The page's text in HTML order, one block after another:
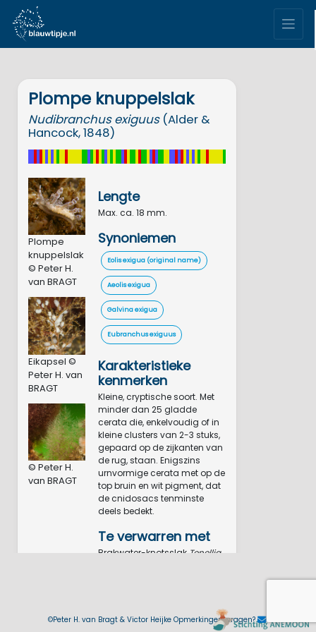
Plompe knuppelslak
Nudibranchus exiguus (Alder &
Hancock, 1848)
Plompe
knuppelslak
© Peter H.
van BRAGT
Eikapsel ©
Peter H. van
BRAGT
© Peter H.
van BRAGT
Lengte
Max. ca. 18 mm.
Synoniemen
Eolis exigua (original name)
Aeolis exigua
Galvina exigua
Eubranchus exiguus
Karakteristieke
kenmerken
Kleine, cryptische soort. Met
minder dan 25 gladde
cerata die, enkelvoudig of in
kleine clusters van 2-3 stuks,
gepaard op de zijkanten van
de rug, staan. Enigszins
urnvormige cerata met op de
top bruin en wit pigment, dat
de cnidosacs tenminste
deels bedekt.
Te verwarren met
Brakwater-knotsslak Tenellia
knotsslakTenellia sp.NL-1.
©Peter H. van Bragt & Victor Heijke Opmerkingen, vragen?